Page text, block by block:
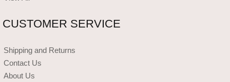
CUSTOMER SERVICE
Shipping and Returns
Contact Us
About Us